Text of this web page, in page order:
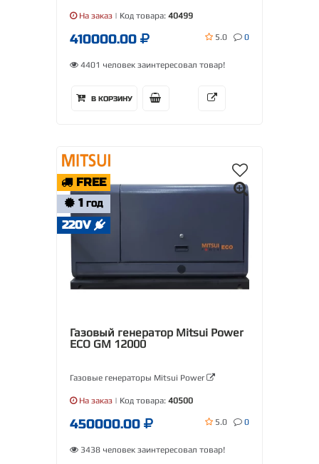
На заказ | Код товара: 40499
410000.00 5.0 0
4401 человек заинтересовал товар!
В КОРЗИНУ
FREE
1 ГОД
220V
Газовый генератор Mitsui Power
ECO GM 12000
Газовые генераторы Mitsui Power
На заказ | Код товара: 40500
450000.00 5.0 0
3438 человек заинтересовал товар!